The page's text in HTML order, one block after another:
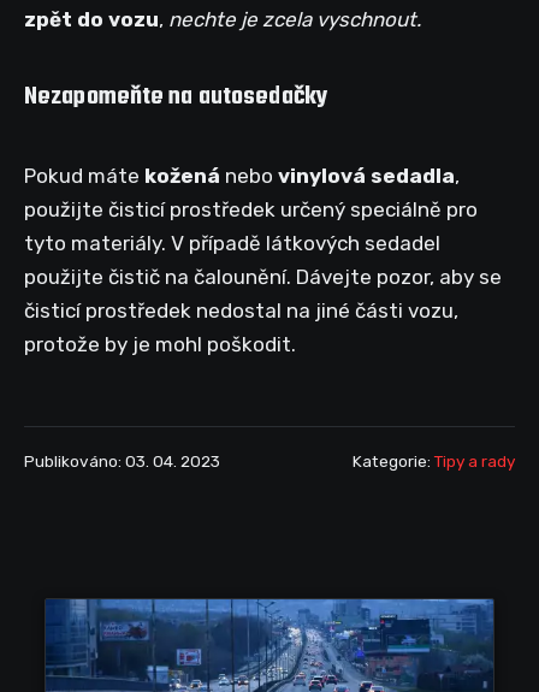
zpět do vozu, nechte je zcela vyschnout.
Nezapomeňte na autosedačky
Pokud máte kožená nebo vinylová sedadla,
použijte čisticí prostředek určený speciálně pro
tyto materiály. V případě látkových sedadel
použijte čistič na čalounění. Dávejte pozor, aby se
čisticí prostředek nedostal na jiné části vozu,
protože by je mohl poškodit.
Publikováno: 03. 04. 2023 Kategorie:Tipy a rady